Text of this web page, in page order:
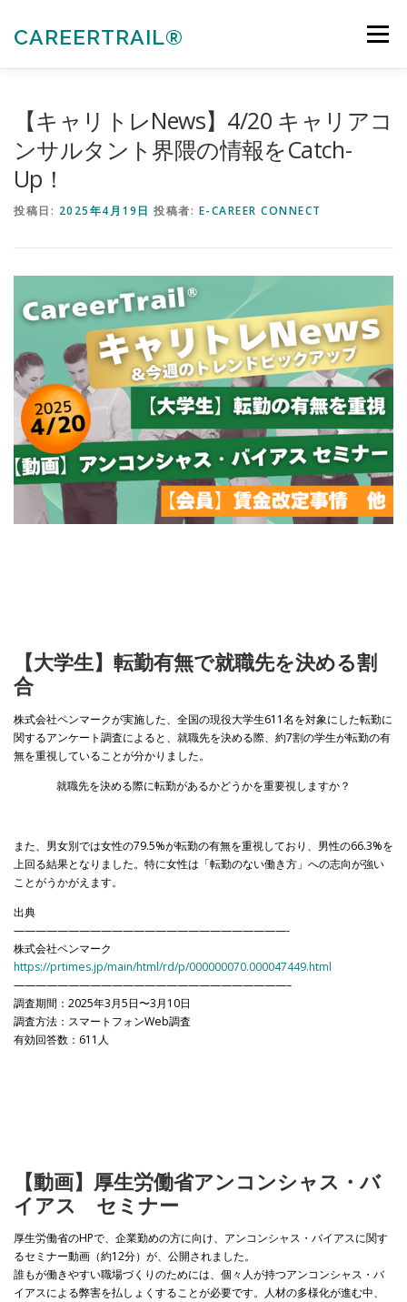
CAREERTRAIL® メニュー
法人向けサービス
【キャリトレNews】4/20 キャリアコ
ンサルタント界隈の情報をCatch-
Up！
投稿日: 2025年4月19日 投稿者: E-CAREER CONNECT
【大学生】転勤有無で就職先を決める割
合
株式会社ペンマークが実施した、全国の現役大学生611名を対象にした転勤に
関するアンケート調査によると、就職先を決める際、約7割の学生が転勤の有
無を重視していることが分かりました。
就職先を決める際に転勤があるかどうかを重要視しますか？
また、男女別では女性の79.5%が転勤の有無を重視しており、男性の66.3%を
上回る結果となりました。特に女性は「転勤のない働き方」への志向が強い
ことがうかがえます。
出典
—————————————————————————-
株式会社ペンマーク
https://prtimes.jp/main/html/rd/p/000000070.000047449.html
—————————————————————————–
調査期間：2025年3月5日〜3月10日
調査方法：スマートフォンWeb調査
有効回答数：611人
【動画】厚生労働省アンコンシャス・バ
イアス セミナー
厚生労働省のHPで、企業勤めの方に向け、アンコンシャス・バイアスに関す
るセミナー動画（約12分）が、公開されました。
誰もが働きやすい職場づくりのためには、個々人が持つアンコンシャス・バ
イアスによる弊害を払しょくすることが必要です。人材の多様化が進む中、